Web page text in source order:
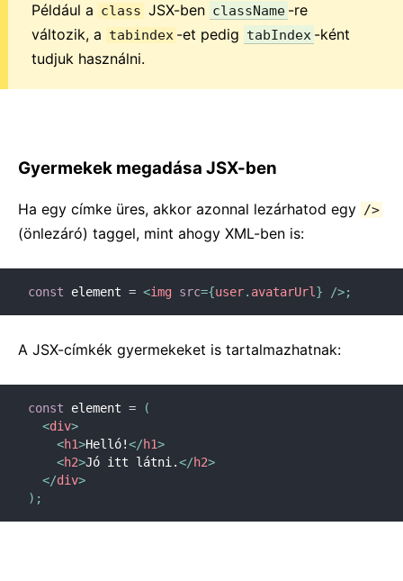
Például a class JSX-ben className -re
változik, a tabindex -et pedig tabIndex -ként
tudjuk használni.
Gyermekek megadása JSX-ben
Ha egy címke üres, akkor azonnal lezárhatod egy />
(önlezáró) taggel, mint ahogy XML-ben is:
const element = <img src={user. avatarUrl } />;
A JSX-címkék gyermekeket is tartalmazhatnak:
const element =
(
<div>
<h1>Helló!</h1>
<h2>Jó itt látni.</h2>
</div>
) ;